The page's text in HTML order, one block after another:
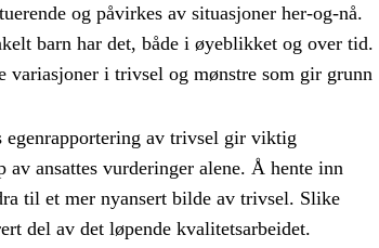
og påvirkes av situasjoner her-og-nå.
barn har det, både i øyeblikket og over tid.
i trivsel og mønstre som gir grunn
egenrapportering av trivsel gir viktig
ansattes vurderinger alene. Å hente inn
til et mer nyansert bilde av trivsel. Slike
del av det løpende kvalitetsarbeidet.